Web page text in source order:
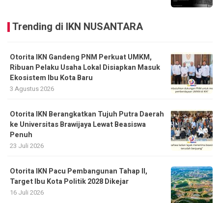
Trending di IKN NUSANTARA
Otorita IKN Gandeng PNM Perkuat UMKM,
Ribuan Pelaku Usaha Lokal Disiapkan Masuk
Ekosistem Ibu Kota Baru
3 Agustus 2026
Otorita IKN Berangkatkan Tujuh Putra Daerah
ke Universitas Brawijaya Lewat Beasiswa
Penuh
23 Juli 2026
Otorita IKN Pacu Pembangunan Tahap II,
Target Ibu Kota Politik 2028 Dikejar
16 Juli 2026